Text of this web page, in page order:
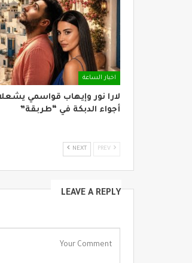
اخبار الساعة
لارا نور وإيهاب قواسمي
أجواء الدبكة في “طربقة”
NEXT
LEAVE A REPLY